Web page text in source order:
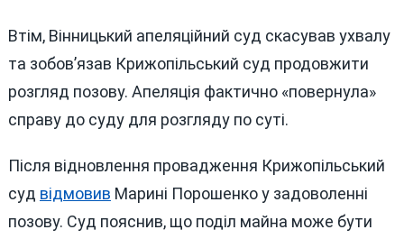
Втім, Вінницький апеляційний суд скасував ухвалу
та зобов’язав Крижопільський суд продовжити
розгляд позову. Апеляція фактично «повернула»
справу до суду для розгляду по суті.
Після відновлення провадження Крижопільський
суд відмовив Марині Порошенко у задоволенні
позову. Суд пояснив, що поділ майна може бути